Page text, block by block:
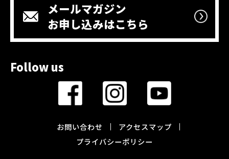
メールマガジン
お申し込みはこちら
Follow us
お問い合わせ
アクセスマップ
プライバシーポリシー